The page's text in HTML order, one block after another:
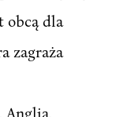
obcą dla
zagraża